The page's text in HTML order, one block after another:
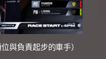
與負責起步的車手）